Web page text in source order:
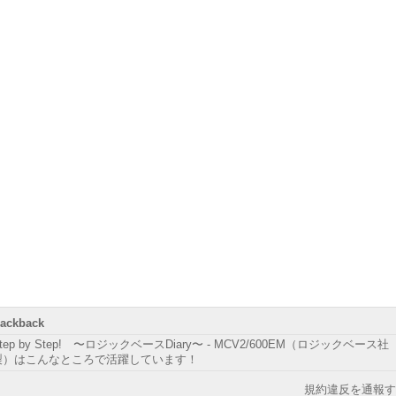
by Step! 〜ロジックベースDiary〜 - MCV2/600EM（ロジックベース社
はこんなところで活躍しています！
規約違反を通報